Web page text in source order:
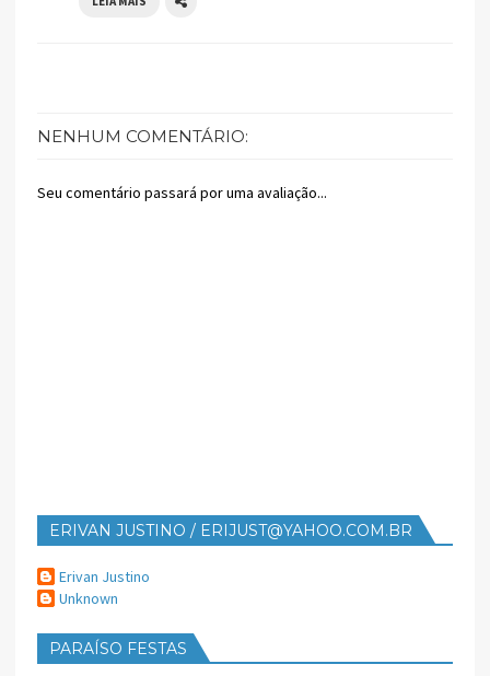
NENHUM COMENTÁRIO:
Seu comentário passará por uma avaliação...
ERIVAN JUSTINO / ERIJUST@YAHOO.COM.BR
Erivan Justino
Unknown
PARAÍSO FESTAS